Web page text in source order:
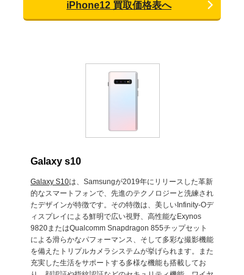
iPhone12 買取価格表へ
Galaxy s10
Galaxy S10は、Samsungが2019年にリリースした革新
的なスマートフォンで、先進のテクノロジーと洗練され
たデザインが特徴です。その特徴は、美しいInfinity-Oデ
ィスプレイによる鮮明で広い視野、高性能なExynos
9820またはQualcomm Snapdragon 855チップセット
による滑らかなパフォーマンス、そして多彩な撮影機能
を備えたトリプルカメラシステムが挙げられます。また
充実した生活をサポートする多様な機能も搭載してお